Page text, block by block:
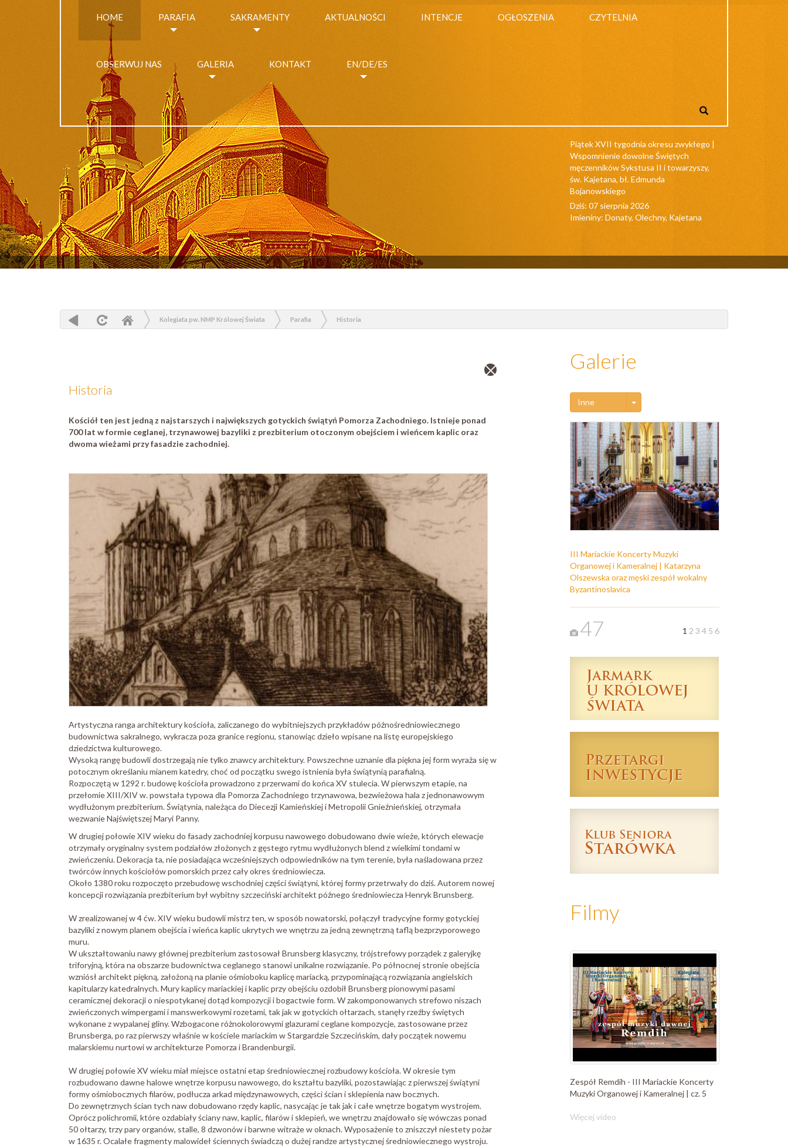
HOME PARAFIA SAKRAMENTY AKTUALNOŚCI INTENCJE OGŁOSZENIA CZYTELNIA
OBSERWUJ NAS GALERIA KONTAKT EN/DE/ES
Piątek XVII tygodnia okresu zwykłego |
Wspomnienie dowolne Świętych
męczenników Sykstusa II i towarzyszy,
św. Kajetana, bł. Edmunda
Bojanowskiego
Dziś: 07 sierpnia 2026
Imieniny: Donaty, Olechny, Kajetana
Kolegiata pw. NMP Królowej Świata Parafia Historia
Zamknij
Historia
Kościół ten jest jedną z najstarszych i największych gotyckich świątyń Pomorza Zachodniego. Istnieje ponad
700 lat w formie ceglanej, trzynawowej bazyliki z prezbiterium otoczonym obejściem i wieńcem kaplic oraz
dwoma wieżami przy fasadzie zachodniej.
Artystyczna ranga architektury kościoła, zaliczanego do wybitniejszych przykładów późnośredniowiecznego
budownictwa sakralnego, wykracza poza granice regionu, stanowiąc dzieło wpisane na listę europejskiego
dziedzictwa kulturowego.
Wysoką rangę budowli dostrzegają nie tylko znawcy architektury. Powszechne uznanie dla piękna jej form wyraża się w
potocznym określaniu mianem katedry, choć od początku swego istnienia była świątynią parafialną.
Rozpoczętą w 1292 r. budowę kościoła prowadzono z przerwami do końca XV stulecia. W pierwszym etapie, na
przełomie XIII/XIV w. powstała typowa dla Pomorza Zachodniego trzynawowa, bezwieżowa hala z jednonawowym
wydłużonym prezbiterium. Świątynia, należąca do Diecezji Kamieńskiej i Metropolii Gnieźnieńskiej, otrzymała
wezwanie Najświętszej Maryi Panny.
W drugiej połowie XIV wieku do fasady zachodniej korpusu nawowego dobudowano dwie wieże, których elewacje
otrzymały oryginalny system podziałów złożonych z gęstego rytmu wydłużonych blend z wielkimi tondami w
zwieńczeniu. Dekoracja ta, nie posiadająca wcześniejszych odpowiedników na tym terenie, była naśladowana przez
twórców innych kościołów pomorskich przez cały okres średniowiecza.
Około 1380 roku rozpoczęto przebudowę wschodniej części świątyni, której formy przetrwały do dziś. Autorem nowej
koncepcji rozwiązania prezbiterium był wybitny szczeciński architekt późnego średniowiecza Henryk Brunsberg.
W zrealizowanej w 4 ćw. XIV wieku budowli mistrz ten, w sposób nowatorski, połączył tradycyjne formy gotyckiej
bazyliki z nowym planem obejścia i wieńca kaplic ukrytych we wnętrzu za jedną zewnętrzną taflą bezprzyporowego
muru.
W ukształtowaniu nawy głównej prezbiterium zastosował Brunsberg klasyczny, trójstrefowy porządek z galeryjkę
triforyjną, która na obszarze budownictwa ceglanego stanowi unikalne rozwiązanie. Po północnej stronie obejścia
wzniósł architekt piękną, założoną na planie ośmioboku kaplicę mariacką, przypominającą rozwiązania angielskich
kapitularzy katedralnych. Mury kaplicy mariackiej i kaplic przy obejściu ozdobił Brunsberg pionowymi pasami
ceramicznej dekoracji o niespotykanej dotąd kompozycji i bogactwie form. W zakomponowanych strefowo niszach
zwieńczonych wimpergami i manswerkowymi rozetami, tak jak w gotyckich ołtarzach, stanęły rzeźby świętych
wykonane z wypalanej gliny. Wzbogacone różnokolorowymi glazurami ceglane kompozycje, zastosowane przez
Brunsberga, po raz pierwszy właśnie w kościele mariackim w Stargardzie Szczecińskim, dały początek nowemu
malarskiemu nurtowi w architekturze Pomorza i Brandenburgii.
W drugiej połowie XV wieku miał miejsce ostatni etap średniowiecznej rozbudowy kościoła. W okresie tym
rozbudowano dawne halowe wnętrze korpusu nawowego, do kształtu bazyliki, pozostawiając z pierwszej świątyni
formy ośmiobocznych filarów, podłucza arkad międzynawowych, części ścian i sklepienia naw bocznych.
Do zewnętrznych ścian tych naw dobudowano rzędy kaplic, nasycając je tak jak i całe wnętrze bogatym wystrojem.
Oprócz polichromii, które ozdabiały ściany naw, kaplic, filarów i sklepień, we wnętrzu znajdowało się wówczas ponad
50 ołtarzy, trzy pary organów, stalle, 8 dzwonów i barwne witraże w oknach. Wyposażenie to zniszczył niestety pożar
w 1635 r. Ocalałe fragmenty malowideł ściennych świadczą o dużej randze artystycznej średniowiecznego wystroju.
Galerie
Inne Toggle Dropdown
III Mariackie Koncerty Muzyki
Organowej i Kameralnej | Katarzyna
Olszewska oraz męski zespół wokalny
Byzantinoslavica
47 1 2 3 4 5 6
Filmy
Zespół Remdih - III Mariackie Koncerty
Muzyki Organowej i Kameralnej | cz. 5
Więcej video